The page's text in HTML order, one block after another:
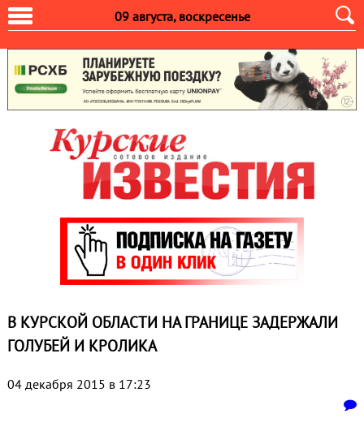
09 августа, воскресенье
В КУРСКОЙ ОБЛАСТИ НА ГРАНИЦЕ ЗАДЕРЖАЛИ
ГОЛУБЕЙ И КРОЛИКА
04 декабря 2015 в 17:23